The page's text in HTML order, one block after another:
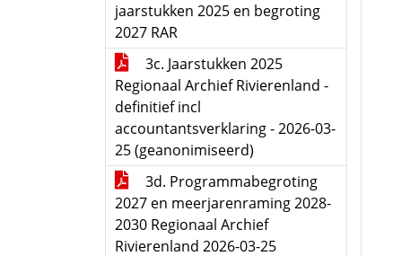
jaarstukken 2025 en begroting
2027 RAR
3c. Jaarstukken 2025
Regionaal Archief Rivierenland -
definitief incl
accountantsverklaring - 2026-03-
25 (geanonimiseerd)
3d. Programmabegroting
2027 en meerjarenraming 2028-
2030 Regionaal Archief
Rivierenland 2026-03-25